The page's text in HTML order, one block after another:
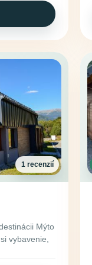
1 recenzií
Mýto
vybavenie,